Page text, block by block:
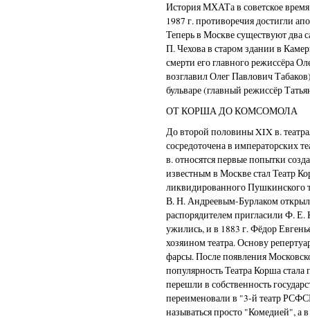
История МХАТа в советское
1987 г. противоречия достигли
Теперь в Москве существуют
П. Чехова в старом здании в
смерти его главного режиссёра
возглавил Олег Павлович
бульваре (главный режиссёр
ОТ КОРША ДО КОМСОМОЛА
До второй половины XIX в.
сосредоточена в императорских
в. относятся первые попытки
известным в Москве стал Театр
ликвидированного Пушкинского
В. Н. Андреевым-Бурлаком
распорядителем пригласили Ф.
ужились, и в 1883 г. Фёдор
хозяином театра. Основу
фарсы. После появления
популярность Театра Корша стала
перешли в собственность
переименовали в "3-й театр
называться просто "Комедией", а